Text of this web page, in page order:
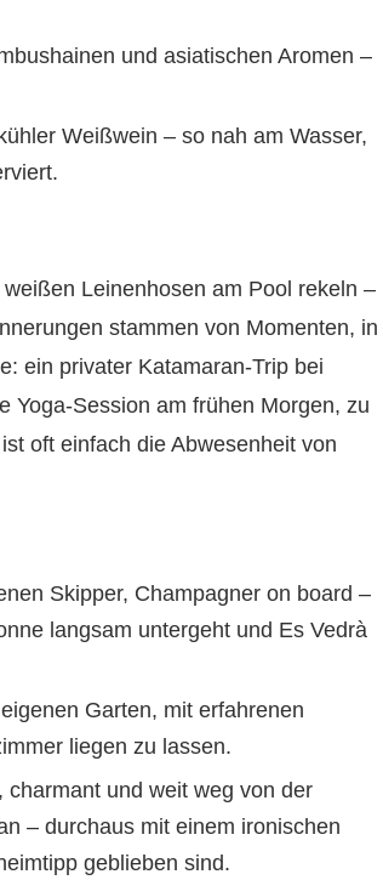
und asiatischen Aromen –
Weißwein – so nah am Wasser,
Leinenhosen am Pool rekeln –
stammen von Momenten, in
ein privater Katamaran-Trip bei
Yoga-Session am frühen Morgen, zu
oft einfach die Abwesenheit von
Skipper, Champagner on board –
langsam untergeht und Es Vedrà
Garten, mit erfahrenen
liegen zu lassen.
charmant und weit weg von der
– durchaus mit einem ironischen
geblieben sind.